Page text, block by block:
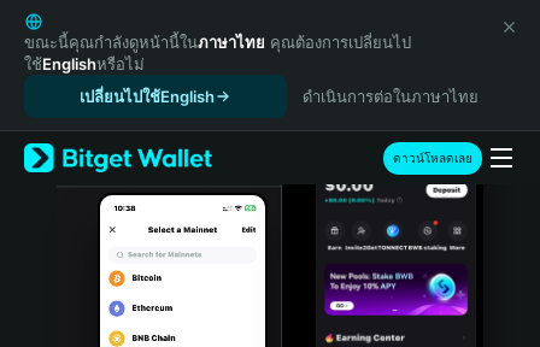
English
日本語
Tiếng Việt
Español (Latinoamérica)
Türkçe
Italiano
Português (Portugal)
ขณะนี้คุณกำลังดูหน้านี้ในภาษาไทย คุณต้องการเปลี่ยนไป
ใช้Englishหรือไม่
เปลี่ยนไปใช้English
ดำเนินการต่อในภาษาไทย
ดาวน์โหลดเลย